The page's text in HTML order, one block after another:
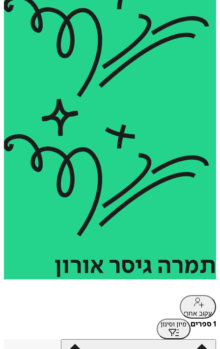
תמרה גיסר אורון
עקוב אחרי
1 ספרים מיון וסינון